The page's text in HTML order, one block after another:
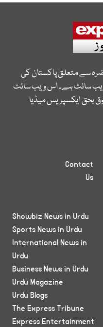
سے متعلق پاکستان کی
سائٹ ہے۔ اس ویب سائٹ
بحق ایکسپریس میڈیا
Contact
Us
Showbiz News in Urdu
Sports News in Urdu
International News in
Urdu
Business News in Urdu
Urdu Magazine
Urdu Blogs
The Express Tribune
Express Entertainment